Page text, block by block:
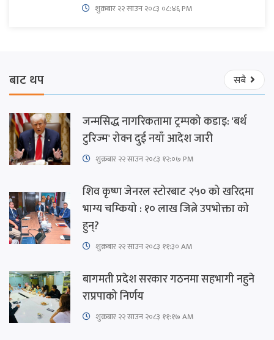
शुक्रबार​ २२ साउन २०८३ ०८:४६ PM
बाट थप सबै
जन्मसिद्ध नागरिकतामा ट्रम्पको कडाइ: 'बर्थ
टुरिज्म' रोक्न दुई नयाँ आदेश जारी
शुक्रबार​ २२ साउन २०८३ १२:०७ PM
शिव कृष्ण जेनरल स्टोरबाट २५० को खरिदमा
भाग्य चम्कियो : १० लाख जित्ने उपभोक्ता को
हुन्?
शुक्रबार​ २२ साउन २०८३ ११:३० AM
बागमती प्रदेश सरकार गठनमा सहभागी नहुने
राप्रपाको निर्णय
शुक्रबार​ २२ साउन २०८३ ११:१७ AM